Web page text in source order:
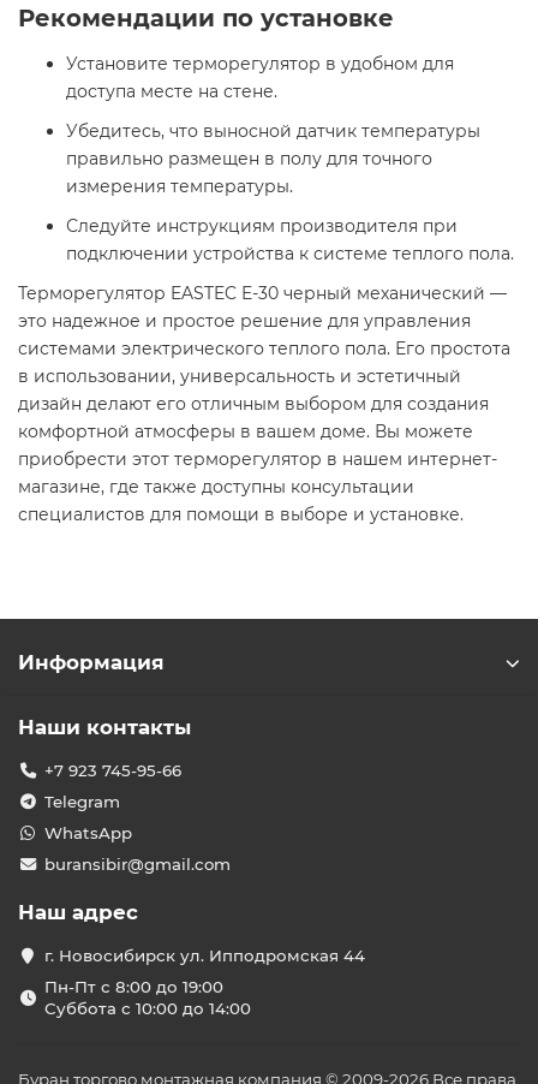
Рекомендации по установке
Установите терморегулятор в удобном для
доступа месте на стене.
Убедитесь, что выносной датчик температуры
правильно размещен в полу для точного
измерения температуры.
Следуйте инструкциям производителя при
подключении устройства к системе теплого пола.
Терморегулятор EASTEC E-30 черный механический —
это надежное и простое решение для управления
системами электрического теплого пола. Его простота
в использовании, универсальность и эстетичный
дизайн делают его отличным выбором для создания
комфортной атмосферы в вашем доме. Вы можете
приобрести этот терморегулятор в нашем интернет-
магазине, где также доступны консультации
специалистов для помощи в выборе и установке.​
Информация
Наши контакты
+7 923 745-95-66
Telegram
WhatsApp
buransibir@gmail.com
Наш адрес
г. Новосибирск ул. Ипподромская 44
Пн-Пт с 8:00 до 19:00
Суббота с 10:00 до 14:00
Буран торгово монтажная компания © 2009-2026 Все права